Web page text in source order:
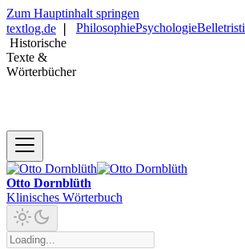
Zum Hauptinhalt springen
textlog.de
Historische
Texte &
Wörterbücher
PhilosophiePsychologie
Otto Dornblüth
Klinisches Wörterbuch